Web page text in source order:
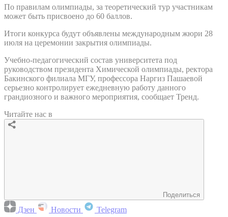
По правилам олимпиады, за теоретический тур участникам
может быть присвоено до 60 баллов.
Итоги конкурса будут объявлены международным жюри 28
июля на церемонии закрытия олимпиады.
Учебно-педагогический состав университета под
руководством президента Химической олимпиады, ректора
Бакинского филиала МГУ, профессора Наргиз Пашаевой
серьезно контролирует ежедневную работу данного
грандиозного и важного мероприятия, сообщает Тренд.
Читайте нас в
Поделиться
Дзен Новости Telegram